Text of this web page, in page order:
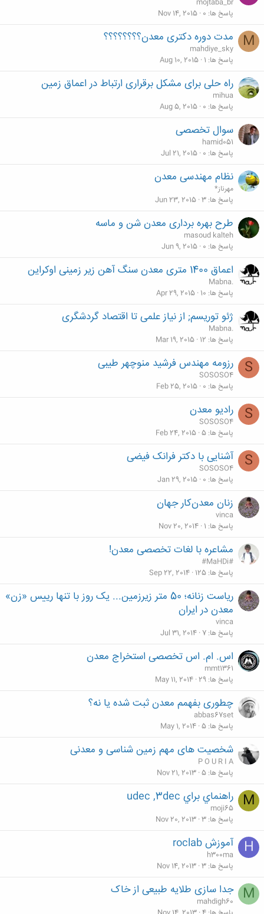
mojtaba_br
پاسخ ها 0
Nov 14, 2015
M مدت دوره دکتری معدن؟؟؟؟؟؟؟؟
mahdiye_sky
پاسخ ها 1
Aug 10, 2015
راه حلی برای مشکل برقراری ارتباط در اعماق زمین
mihua
پاسخ ها 0
Aug 5, 2015
سوال تخصصی
hamid051
پاسخ ها 0
Jul 21, 2015
نظام مهندسی معدن
مهرناز*
پاسخ ها 3
Jun 23, 2015
طرح بهره برداری معدن شن و ماسه
masoud kalteh
پاسخ ها 0
Jun 9, 2015
اعماق 1400 متری معدن سنگ آهن زیر زمینی اوکراین
Mabna.
پاسخ ها 10
Apr 29, 2015
ژئو توریسم; از نیاز علمی تا اقتصاد گردشگری
Mabna.
پاسخ ها 12
Mar 19, 2015
S رزومه مهندس فرشید منوچهر طیبی
SOSOSO4
پاسخ ها 0
Feb 25, 2015
S رادیو معدن
SOSOSO4
پاسخ ها 5
Feb 24, 2015
S آشنایی با دکتر فرانک فیضی
SOSOSO4
پاسخ ها 0
Jan 29, 2015
زنان معدن‌کار جهان
vinca
پاسخ ها 1
Nov 20, 2014
مشاعره با لغات تخصصی معدن!
#MaHDi#
پاسخ ها 125
Sep 22, 2014
ریاست زنانه؛ 50 متر زیرزمین... یک روز با تنها رییس «زن»
معدن در ایران
vinca
پاسخ ها 7
Jul 31, 2014
اس. ام. اس تخصصی استخراج معدن
mmt1361
پاسخ ها 29
May 11, 2014
چطوری بفهمم معدن ثبت شده یا نه؟
abbas67set
پاسخ ها 5
May 1, 2014
شخصیت های مهم زمین شناسی و معدنی
P O U R I A
پاسخ ها 5
Nov 21, 2013
M راهنماي براي udec ,3dec
moji65
پاسخ ها 3
Nov 20, 2013
H آموزش roclab
h300ma
پاسخ ها 3
Nov 14, 2013
M جدا سازی طلایه طبیعی از خاک
mahdigh60